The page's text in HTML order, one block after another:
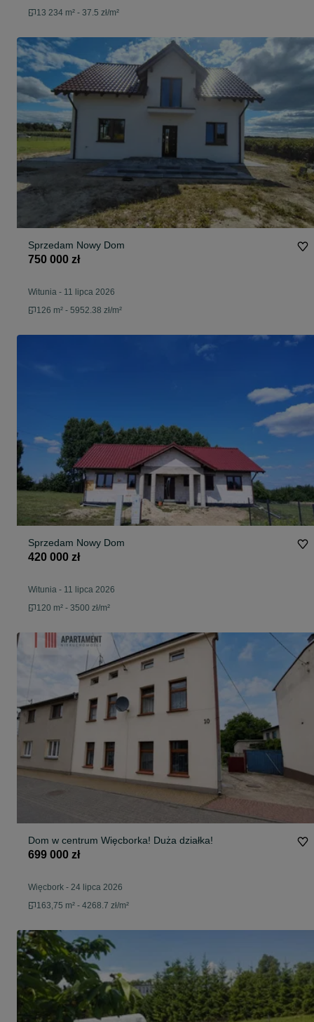
13 234 m² - 37.5 zł/m²
Sprzedam Nowy Dom
750 000 zł
Witunia - 11 lipca 2026
126 m² - 5952.38 zł/m²
Sprzedam Nowy Dom
420 000 zł
Witunia - 11 lipca 2026
120 m² - 3500 zł/m²
Dom w centrum Więcborka! Duża działka!
699 000 zł
Więcbork - 24 lipca 2026
163,75 m² - 4268.7 zł/m²